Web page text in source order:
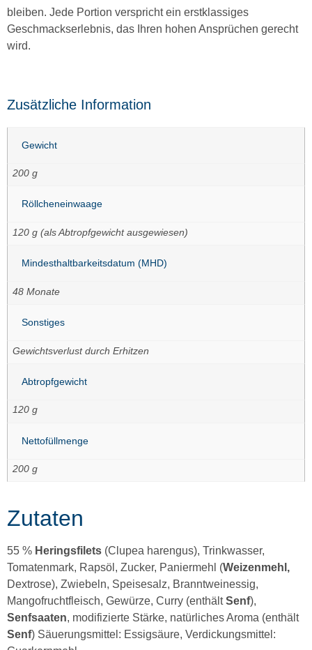
bleiben. Jede Portion verspricht ein erstklassiges
Geschmackserlebnis, das Ihren hohen Ansprüchen gerecht
wird.
Zusätzliche Information
Gewicht
200 g
Röllcheneinwaage
120 g (als Abtropfgewicht ausgewiesen)
Mindesthaltbarkeitsdatum (MHD)
48 Monate
Sonstiges
Gewichtsverlust durch Erhitzen
Abtropfgewicht
120 g
Nettofüllmenge
200 g
Zutaten
55 % Heringsfilets (Clupea harengus), Trinkwasser,
Tomatenmark, Rapsöl, Zucker, Paniermehl (Weizenmehl,
Dextrose), Zwiebeln, Speisesalz, Branntweinessig,
Mangofruchtfleisch, Gewürze, Curry (enthältSenf),
Senfsaaten, modifizierte Stärke, natürliches Aroma (enthält
Senf) Säuerungsmittel: Essigsäure, Verdickungsmittel: